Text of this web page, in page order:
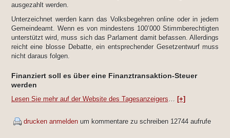
ausgezahlt werden.
Unterzeichnet werden kann das Volksbegehren online oder in jedem
Gemeindeamt. Wenn es von mindestens 100’000 Stimmberechtigten
unterstützt wird, muss sich das Parlament damit befassen. Allerdings
reicht eine blosse Debatte, ein entsprechender Gesetzentwurf muss
nicht daraus folgen.
Finanziert soll es über eine Finanztransaktion-Steuer
werden
Lesen Sie mehr auf der Website des Tagesanzeigers… [+]
drucken anmeldenum kommentare zu schreiben 12744 aufrufe